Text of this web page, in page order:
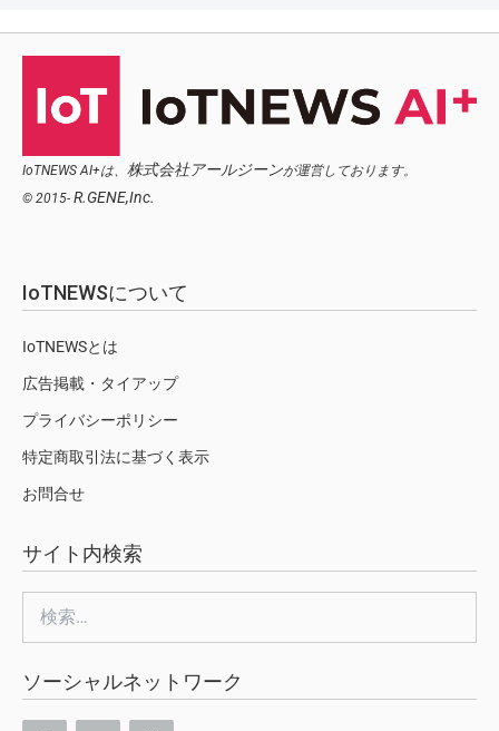
IoTNEWS AI+は、 株式会社アールジーンが運営しております。
© 2015- R.GENE,Inc.
IoTNEWSについて
IoTNEWSとは
広告掲載・タイアップ
プライバシーポリシー
特定商取引法に基づく表示
お問合せ
サイト内検索
索:
ソーシャルネットワーク